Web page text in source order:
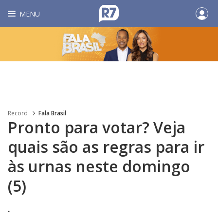
MENU
Record Fala Brasil
Pronto para votar? Veja
quais são as regras para ir
às urnas neste domingo
(5)
.